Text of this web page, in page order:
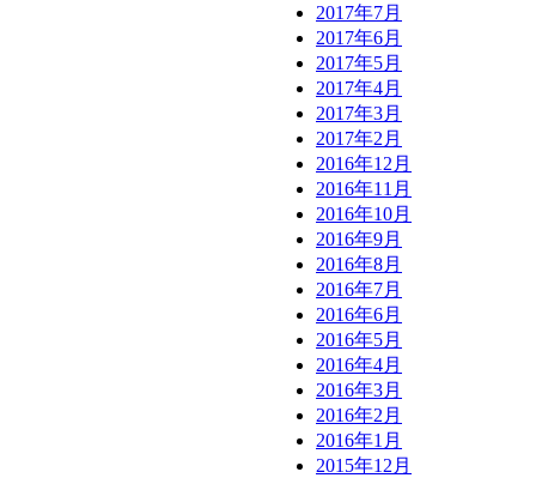
2017年7月
2017年6月
2017年5月
2017年4月
2017年3月
2017年2月
2016年12月
2016年11月
2016年10月
2016年9月
2016年8月
2016年7月
2016年6月
2016年5月
2016年4月
2016年3月
2016年2月
2016年1月
2015年12月